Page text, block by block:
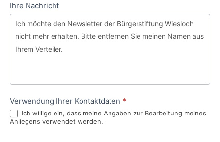
Ihre Nachricht
Verwendung Ihrer Kontaktdaten *
Ich willige ein, dass meine Angaben zur Bearbeitung meines
Anliegens verwendet werden.